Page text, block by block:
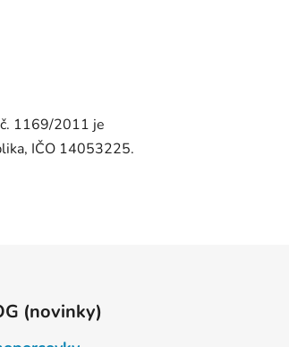
č. 1169/2011 je
IČO 14053225.
(novinky)